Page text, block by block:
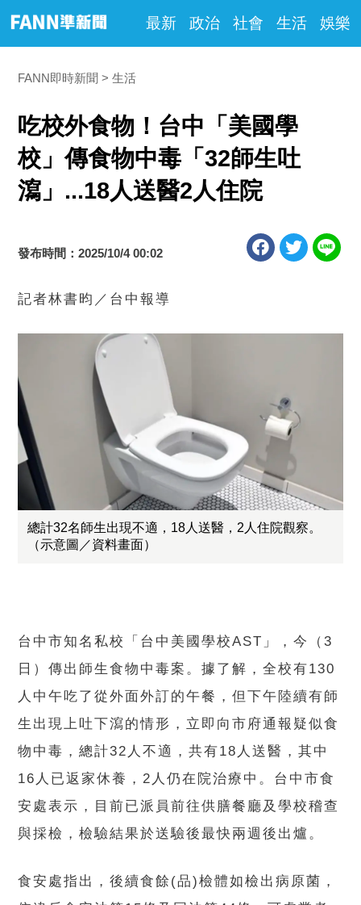
最新 政治 社會 生活 娛樂
FANN即時新聞 生活
吃校外食物！台中「美國學
校」傳食物中毒「32師生吐
瀉」...18人送醫2人住院
發布時間：2025/10/4 00:02
記者林書昀／台中報導
總計32名師生出現不適，18人送醫，2人住院觀察。
（示意圖／資料畫面）
台中市知名私校「台中美國學校AST」，今（3
日）傳出師生食物中毒案。據了解，全校有130
人中午吃了從外面外訂的午餐，但下午陸續有師
生出現上吐下瀉的情形，立即向市府通報疑似食
物中毒，總計32人不適，共有18人送醫，其中
16人已返家休養，2人仍在院治療中。台中市食
安處表示，目前已派員前往供膳餐廳及學校稽查
與採檢，檢驗結果於送驗後最快兩週後出爐。
食安處指出，後續食餘(品)檢體如檢出病原菌，